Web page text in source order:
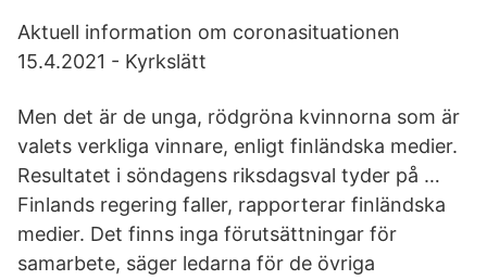
Aktuell information om coronasituationen
15.4.2021 - Kyrkslätt
Men det är de unga, rödgröna kvinnorna som är
valets verkliga vinnare, enligt finländska medier.
Resultatet i söndagens riksdagsval tyder på …
Finlands regering faller, rapporterar finländska
medier. Det finns inga förutsättningar för
samarbete, säger ledarna för de övriga